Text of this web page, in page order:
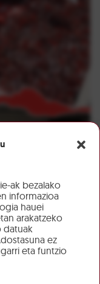
ak bezalako
informazioa
hauei
arakatzeko
datuak
ez
eta funtzio